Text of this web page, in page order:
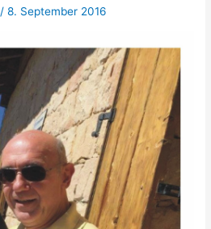
/8. September 2016